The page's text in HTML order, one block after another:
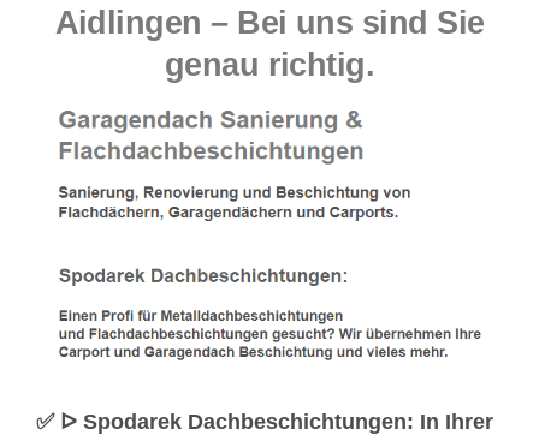
Aidlingen – Bei uns sind Sie
genau richtig.
✅ ᐅ Spodarek Dachbeschichtungen: In Ihrer